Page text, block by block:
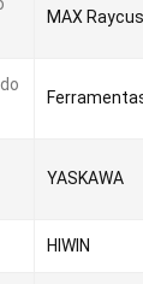
MAX Raycus
YASKAWA
HIWIN